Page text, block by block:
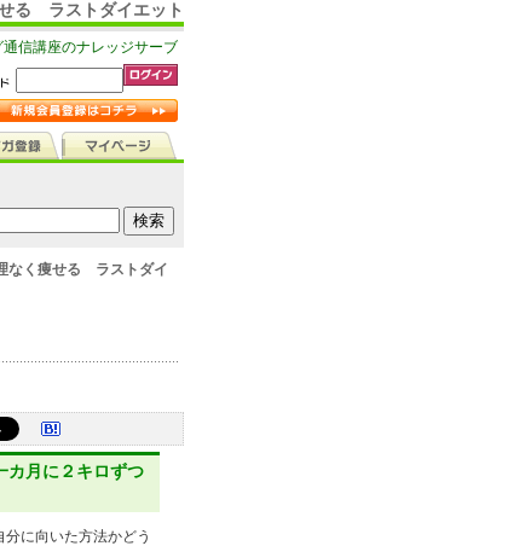
る ラストダイエット
信講座のナレッジサーブ
なく痩せる ラストダイ
月に２キロずつ
に向いた方法かどう